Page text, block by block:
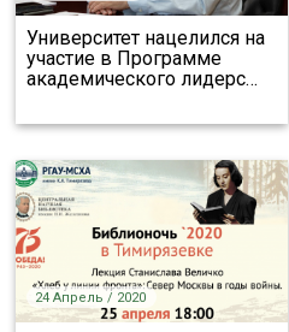
Университет нацелился на
участие в Программе
академического лидерс…
24 Апрель / 2020